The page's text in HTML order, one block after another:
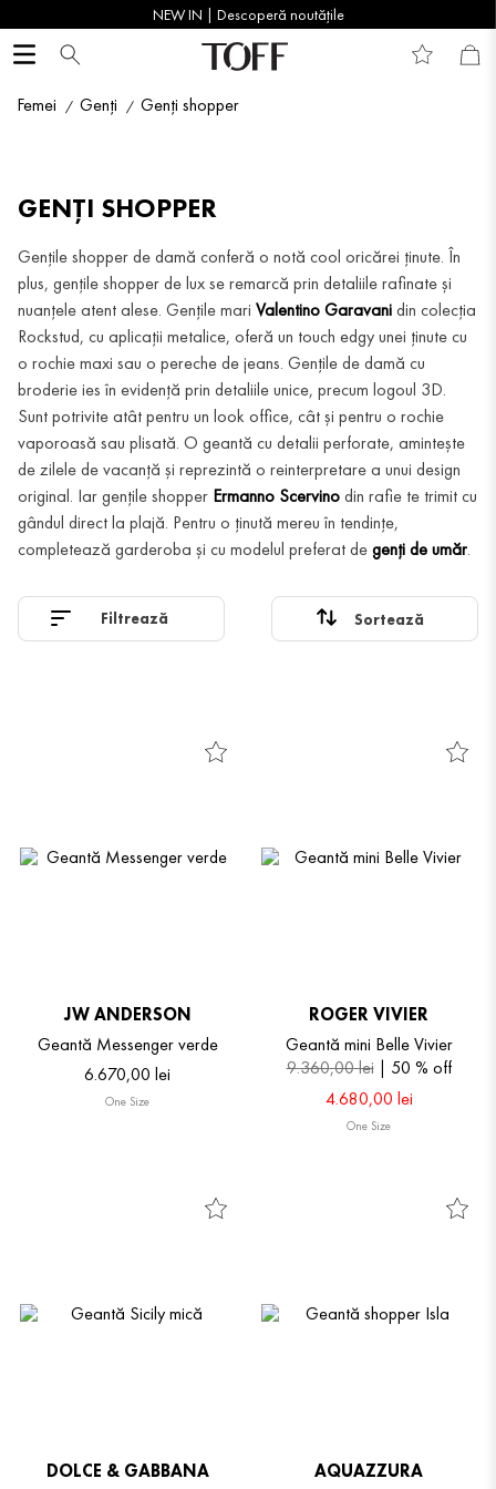
NEW IN | Descoperă noutățile
Femei Genți Genți shopper
GENȚI SHOPPER
Gențile shopper de damă conferă o notă cool oricărei ținute. În
plus, gențile shopper de lux se remarcă prin detaliile rafinate și
nuanțele atent alese. Gențile mari Valentino Garavanidin colecția
Rockstud, cu aplicații metalice, oferă un touch edgy unei ținute cu
o rochie maxi sau o pereche de jeans. Gențile de damă cu
broderie ies în evidență prin detaliile unice, precum logoul 3D.
Sunt potrivite atât pentru un look office, cât și pentru o rochie
vaporoasă sau plisată. O geantă cu detalii perforate, amintește
de zilele de vacanță și reprezintă o reinterpretare a unui design
original. Iar gențile shopper Ermanno Scervinodin rafie te trimit cu
gândul direct la plajă. Pentru o ținută mereu în tendințe,
completează garderoba și cu modelul preferat degenți de umăr.
Filtrează
JW ANDERSON
Geantă Messenger verde
6.670,00 lei
One Size
ROGER VIVIER
Geantă mini Belle Vivier
9.360,00lei 50 % off
4.680,00 lei
One Size
DOLCE & GABBANA AQUAZZURA